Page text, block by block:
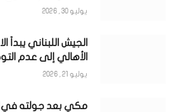
تثبت بالافعال
يوليو 30, 2026
الجيش اللبناني يبدأ
الأهالي إلى عدم
يوليو 21, 2026
مكي بعد جولته في